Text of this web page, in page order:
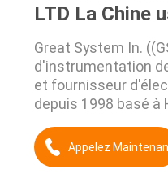
LTD La Chine
Great System In.
d'instrumentation
et fournisseur
depuis 1998 basé à
Appelez